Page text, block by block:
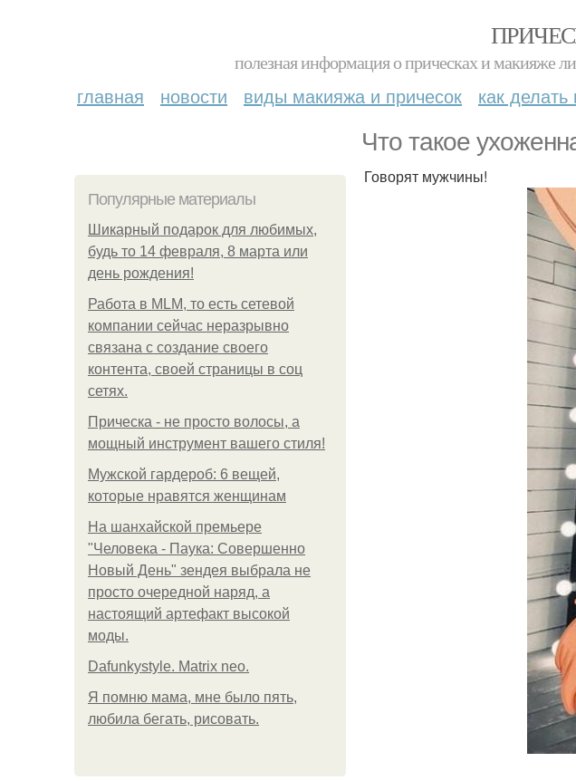
полезная информация о прическах и макияже
главная новости виды макияжа и причесок как
Что такое
Популярные материалы
Шикарный подарок для любимых,
будь то 14 февраля, 8 марта или
день рождения!
Работа в MLM, то есть сетевой
компании сейчас неразрывно
связана с создание своего
контента, своей страницы в соц
сетях.
Прическа - не просто волосы, а
мощный инструмент вашего стиля!
Мужской гардероб: 6 вещей,
которые нравятся женщинам
На шанхайской премьере
"Человека - Паука: Совершенно
Новый День" зендея выбрала не
просто очередной наряд, а
настоящий артефакт высокой
моды.
Dafunkystyle. Matrix neo.
Я помню мама, мне было пять,
любила бегать, рисовать.
Говорят мужчины!